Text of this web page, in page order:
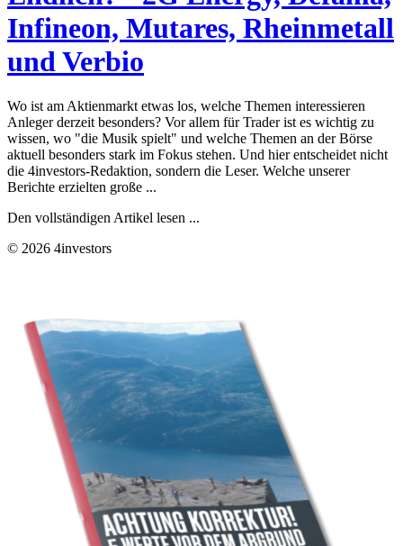
Infineon, Mutares, Rheinmetall
und Verbio
Wo ist am Aktienmarkt etwas los, welche Themen interessieren
Anleger derzeit besonders? Vor allem für Trader ist es wichtig zu
wissen, wo "die Musik spielt" und welche Themen an der Börse
aktuell besonders stark im Fokus stehen. Und hier entscheidet nicht
die 4investors-Redaktion, sondern die Leser. Welche unserer
Berichte erzielten große ...
Den vollständigen Artikel lesen ...
© 2026 4investors